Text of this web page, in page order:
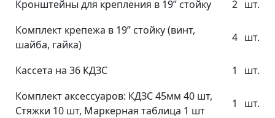
Кронштейны для крепления в 19” стойку 2 шт.
Комплект крепежа в 19” стойку (винт,
шайба, гайка)
4 шт.
Кассета на 36 КДЗС 1
шт.
Комплект аксессуаров: КДЗС 45мм 40 шт,
Стяжки 10 шт, Маркерная таблица 1 шт
1 шт.